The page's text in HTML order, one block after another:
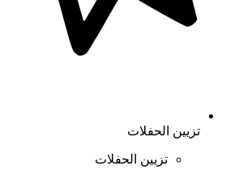
تزيين الحفلات
تزيين الحفلات